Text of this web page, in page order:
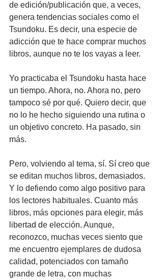
de edición/publicación que, a veces,
genera tendencias sociales como el
Tsundoku. Es decir, una especie de
adicción que te hace comprar muchos
libros, aunque no te los vayas a leer.
Yo practicaba el Tsundoku hasta hace
un tiempo. Ahora, no. Ahora no, pero
tampoco sé por qué. Quiero decir, que
no lo he hecho siguiendo una rutina o
un objetivo concreto. Ha pasado, sin
más.
Pero, volviendo al tema, sí. Sí creo que
se editan muchos libros, demasiados.
Y lo defiendo como algo positivo para
los lectores habituales. Cuanto más
libros, más opciones para elegir, más
libertad de elección. Aunque,
reconozco, muchas veces siento que
me encuentro ejemplares de dudosa
calidad, potenciados con tamaño
grande de letra, con muchas